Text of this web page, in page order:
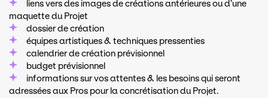
liens vers des images de créations antérieures ou d’une
maquette du Projet
dossier de création
équipes artistiques & techniques pressenties
calendrier de création prévisionnel
budget prévisionnel
informations sur vos attentes & les besoins qui seront
adressées aux Pros pour la concrétisation du Projet.